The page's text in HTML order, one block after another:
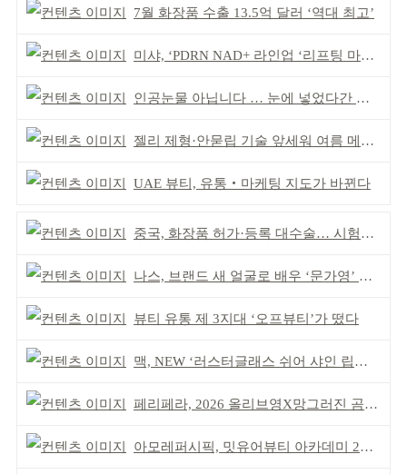
7월 화장품 수출 13.5억 달러 ‘역대 최고’
미샤, ‘PDRN NAD+ 라인업 ‘리프팅 마스크’ 출시
인공눈물 아닙니다 … 눈에 넣었다간 각막 손상
젤리 제형·안묻립 기술 앞세워 여름 메이크업 시장 공략
UAE 뷰티, 유통‧마케팅 지도가 바뀐다
중국, 화장품 허가·등록 대수술… 시험자료 공용 허용
나스, 브랜드 새 얼굴로 배우 ‘문가영’ 발탁
뷰티 유통 제 3지대 ‘오프뷰티’가 떴다
맥, NEW ‘러스터글래스 쉬어 샤인 립스틱’ 출시
페리페라, 2026 올리브영X망그러진 곰 콜라보
아모레퍼시픽, 밋유어뷰티 아카데미 2기 발대식